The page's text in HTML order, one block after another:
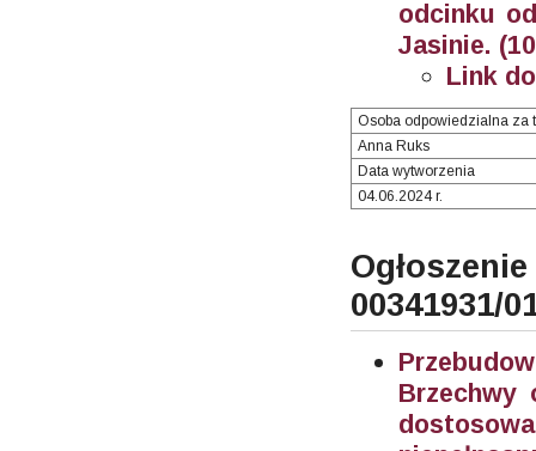
odcinku
Jasinie.
Link
Osoba odpowiedzialna za
Anna Ruks
Data wytworzenia
04.06.2024 r.
00341931/
Brzechwy